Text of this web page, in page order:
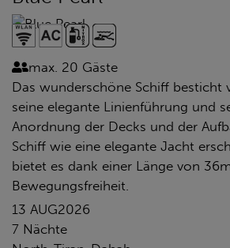
max. 20 Gäste
Das wunderschöne Schiff besticht
seine elegante Linienführung und
Anordnung der Decks und der
Schiff wie eine elegante Jacht
bietet es dank einer Länge von
Bewegungsfreiheit.
13 AUG2026
7 Nächte